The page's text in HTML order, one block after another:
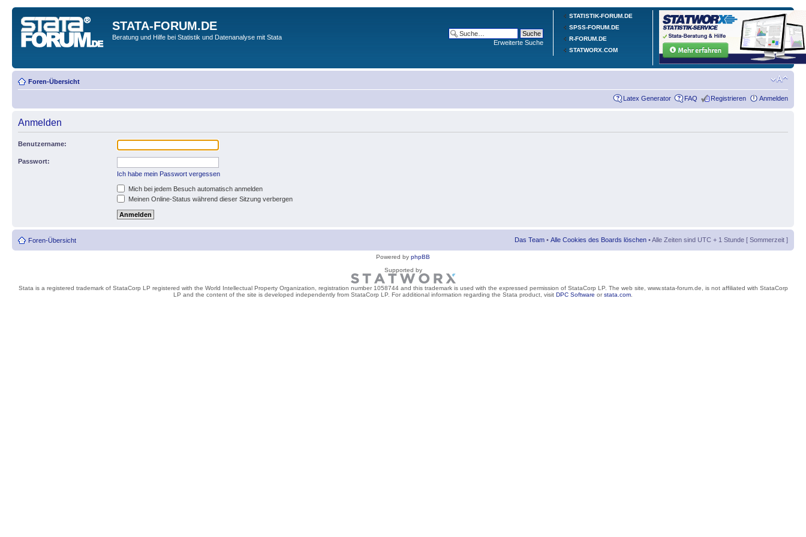
STATISTIK-FORUM.DE
SPSS-FORUM.DE
R-FORUM.DE
STATWORX.COM
STATA-FORUM.DE
Beratung und Hilfe bei Statistik und Datenanalyse mit Stata
Erweiterte Suche
Foren-Übersicht
Latex Generator FAQ Registrieren Anmelden
Anmelden
Benutzername:
Passwort:
Ich habe mein Passwort vergessen
Mich bei jedem Besuch automatisch anmelden
Meinen Online-Status während dieser Sitzung verbergen
Foren-Übersicht Das Team • Alle Cookies des Boards löschen • Alle Zeiten sind UTC + 1 Stunde [ Sommerzeit ]
Powered by phpBB
Supported by
Stata is a registered trademark of StataCorp LP registered with the World Intellectual Property Organization, registration number 1058744 and this trademark is used with the expressed permission of StataCorp LP. The web site, www.stata-forum.de, is not affiliated with StataCorp
LP and the content of the site is developed independently from StataCorp LP. For additional information regarding the Stata product, visit DPC Software orstata.com